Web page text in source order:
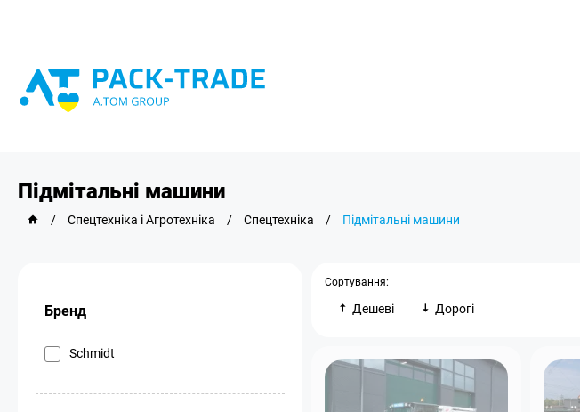
Підмітальні машини
/ Спецтехніка і Агротехніка / Спецтехніка / Підмітальні машини
Бренд
Schmidt
Сортування:
Дешеві Дорогі